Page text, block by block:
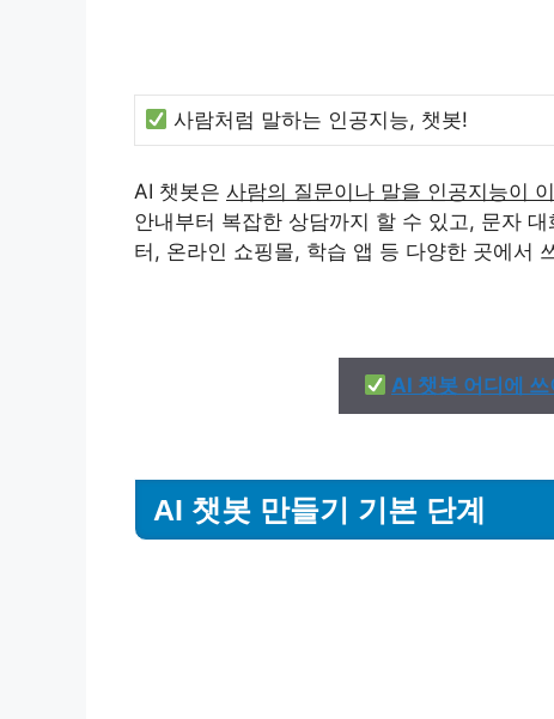
사람처럼 말하는 인공지능, 챗봇!
AI 챗봇은 사람의 질문이나 말을 인공지능이
안내부터 복잡한 상담까지 할 수 있고, 문자
터, 온라인 쇼핑몰, 학습 앱 등 다양한 곳에서
AI 챗봇 어디에
AI 챗봇 만들기 기본 단계